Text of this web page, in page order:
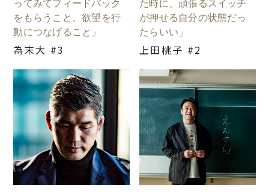
ってみてフィードバック
をもらうこと。欲望を行
動につなげること」
為末大 #3
た時に、頑張るスイッチ
が押せる自分の状態だっ
たらいい」
上田桃子 #2